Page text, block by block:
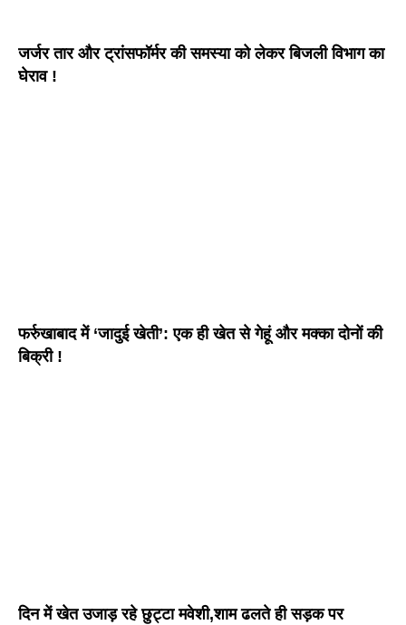
जर्जर तार और ट्रांसफॉर्मर की समस्या को लेकर बिजली विभाग का
घेराव !
फर्रुखाबाद में ‘जादुई खेती’: एक ही खेत से गेहूं और मक्का दोनों की
बिक्री !
दिन में खेत उजाड़ रहे छुट्टा मवेशी,शाम ढलते ही सड़क पर